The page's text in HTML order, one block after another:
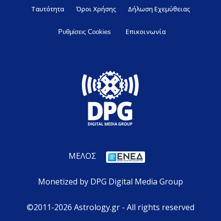
Ταυτότητα Όροι Χρήσης Δήλωση Εχεμύθειας
Ρυθμίσεις Cookies Επικοινωνία
ΜΕΛΟΣ
Monetized by DPG Digital Media Group
©2011-2026 Astrology.gr - All rights reserved